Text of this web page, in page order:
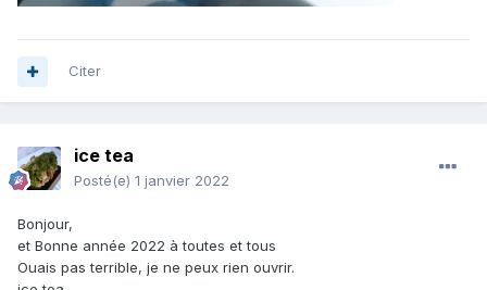
Citer
ice tea
Posté(e) 1 janvier 2022
Bonjour,
et Bonne année 2022 à toutes et tous
Ouais pas terrible, je ne peux rien ouvrir.